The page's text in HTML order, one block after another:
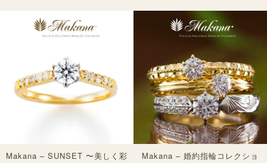
Makana – SUNSET 〜美しく彩
Makana – 婚約指輪コレクショ